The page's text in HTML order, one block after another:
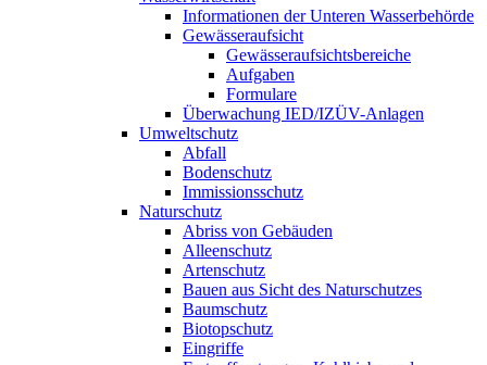
Informationen der Unteren Wasserbehörde
Gewässeraufsicht
Gewässeraufsichtsbereiche
Aufgaben
Formulare
Überwachung IED/IZÜV-Anlagen
Umweltschutz
Abfall
Bodenschutz
Immissionsschutz
Naturschutz
Abriss von Gebäuden
Alleenschutz
Artenschutz
Bauen aus Sicht des Naturschutzes
Baumschutz
Biotopschutz
Eingriffe